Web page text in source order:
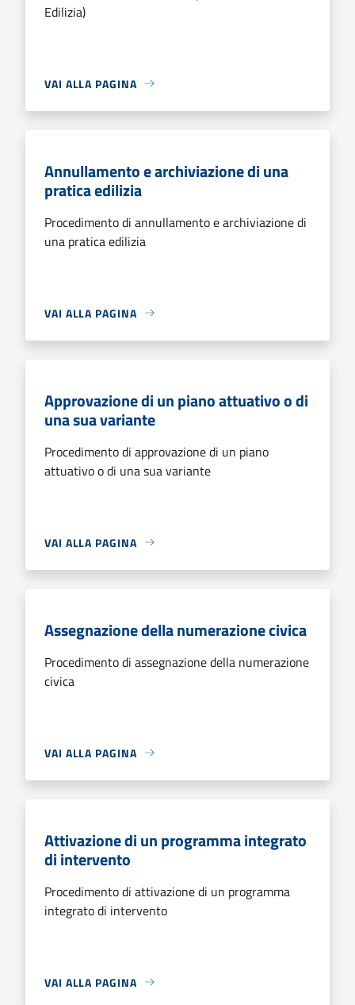
Edilizia)
VAI ALLA PAGINA
Annullamento e archiviazione di una
pratica edilizia
Procedimento di annullamento e archiviazione di
una pratica edilizia
VAI ALLA PAGINA
Approvazione di un piano attuativo o di
una sua variante
Procedimento di approvazione di un piano
attuativo o di una sua variante
VAI ALLA PAGINA
Assegnazione della numerazione civica
Procedimento di assegnazione della numerazione
civica
VAI ALLA PAGINA
Attivazione di un programma integrato
di intervento
Procedimento di attivazione di un programma
integrato di intervento
VAI ALLA PAGINA